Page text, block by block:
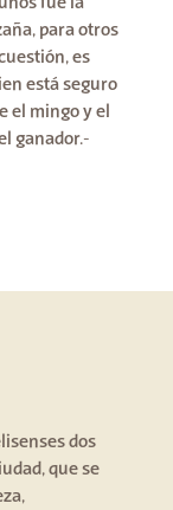
para otros
es
está seguro
el mingo y el
ganador.-
dos
que se